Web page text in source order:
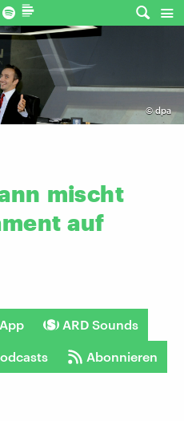
©dpa
mischt
auf
ARD Sounds
Abonnieren